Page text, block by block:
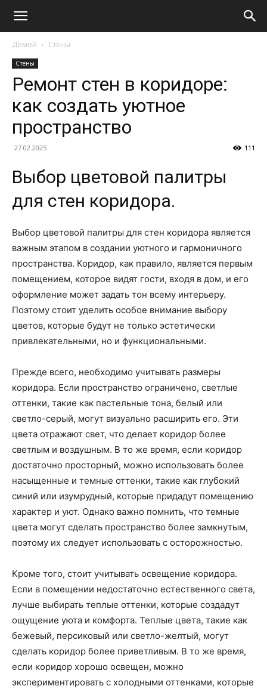
Домой Стены
Стены
Ремонт стен в коридоре:
как создать уютное
пространство
27.02.2025 111
Выбор цветовой палитры
для стен коридора.
Выбор цветовой палитры для стен коридора является
важным этапом в создании уютного и гармоничного
пространства. Коридор, как правило, является первым
помещением, которое видят гости, входя в дом, и его
оформление может задать тон всему интерьеру.
Поэтому стоит уделить особое внимание выбору
цветов, которые будут не только эстетически
привлекательными, но и функциональными.
Прежде всего, необходимо учитывать размеры
коридора. Если пространство ограничено, светлые
оттенки, такие как пастельные тона, белый или
светло-серый, могут визуально расширить его. Эти
цвета отражают свет, что делает коридор более
светлым и воздушным. В то же время, если коридор
достаточно просторный, можно использовать более
насыщенные и темные оттенки, такие как глубокий
синий или изумрудный, которые придадут помещению
характер и уют. Однако важно помнить, что темные
цвета могут сделать пространство более замкнутым,
поэтому их следует использовать с осторожностью.
Кроме того, стоит учитывать освещение коридора.
Если в помещении недостаточно естественного света,
лучше выбирать теплые оттенки, которые создадут
ощущение уюта и комфорта. Теплые цвета, такие как
бежевый, персиковый или светло-желтый, могут
сделать коридор более приветливым. В то же время,
если коридор хорошо освещен, можно
экспериментировать с холодными оттенками, которые